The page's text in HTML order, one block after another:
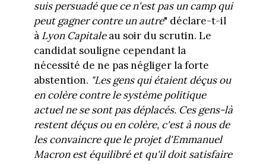
suis persuadé que ce n'est pas un camp qui
peut gagner contre un autre" déclare-t-il
à Lyon Capitaleau soir du scrutin. Le
candidat souligne cependant la
nécessité de ne pas négliger la forte
abstention. "Les gens qui étaient déçus ou
en colère contre le système politique
actuel ne se sont pas déplacés. Ces gens-là
restent déçus ou en colère, c'est à nous de
les convaincre que le projet d'Emmanuel
Macron est équilibré et qu'il doit satisfaire